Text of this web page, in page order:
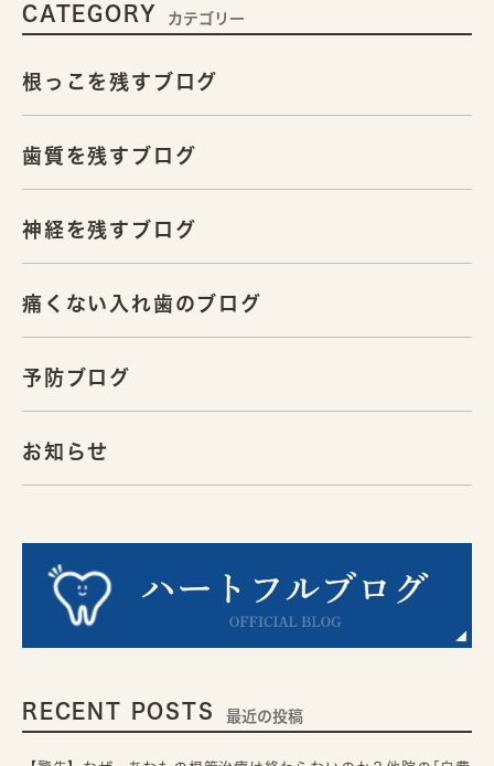
CATEGORY カテゴリー
根っこを残すブログ
歯質を残すブログ
神経を残すブログ
痛くない入れ歯のブログ
予防ブログ
お知らせ
RECENT POSTS 最近の投稿